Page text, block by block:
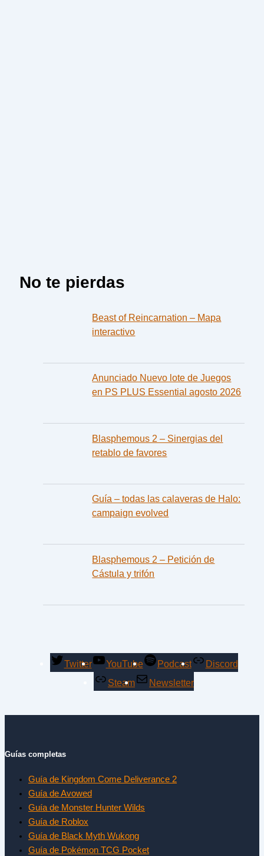
No te pierdas
Beast of Reincarnation – Mapa
interactivo
Anunciado Nuevo lote de Juegos
en PS PLUS Essential agosto 2026
Blasphemous 2 – Sinergias del
retablo de favores
Guía – todas las calaveras de Halo:
campaign evolved
Blasphemous 2 – Petición de
Cástula y trifón
Twitter YouTube Podcast
Discord
Steam
Newsletter
Guías completas
Guía de Kingdom Come Deliverance 2
Guía de Avowed
Guía de Monster Hunter Wilds
Guía de Roblox
Guía de Black Myth Wukong
Guía de Pokémon TCG Pocket